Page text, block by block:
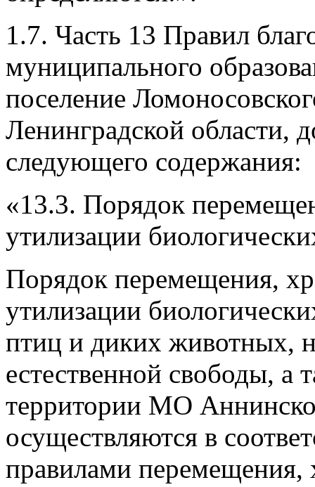
1.7. Часть 13 Правил
муниципального
поселение
Ленинградской области,
следующего содержания:
«13.3. Порядок
утилизации
Порядок перемещения,
утилизации
птиц и диких животных,
естественной свободы, а
территории МО
осуществляются в
правилами перемещения,